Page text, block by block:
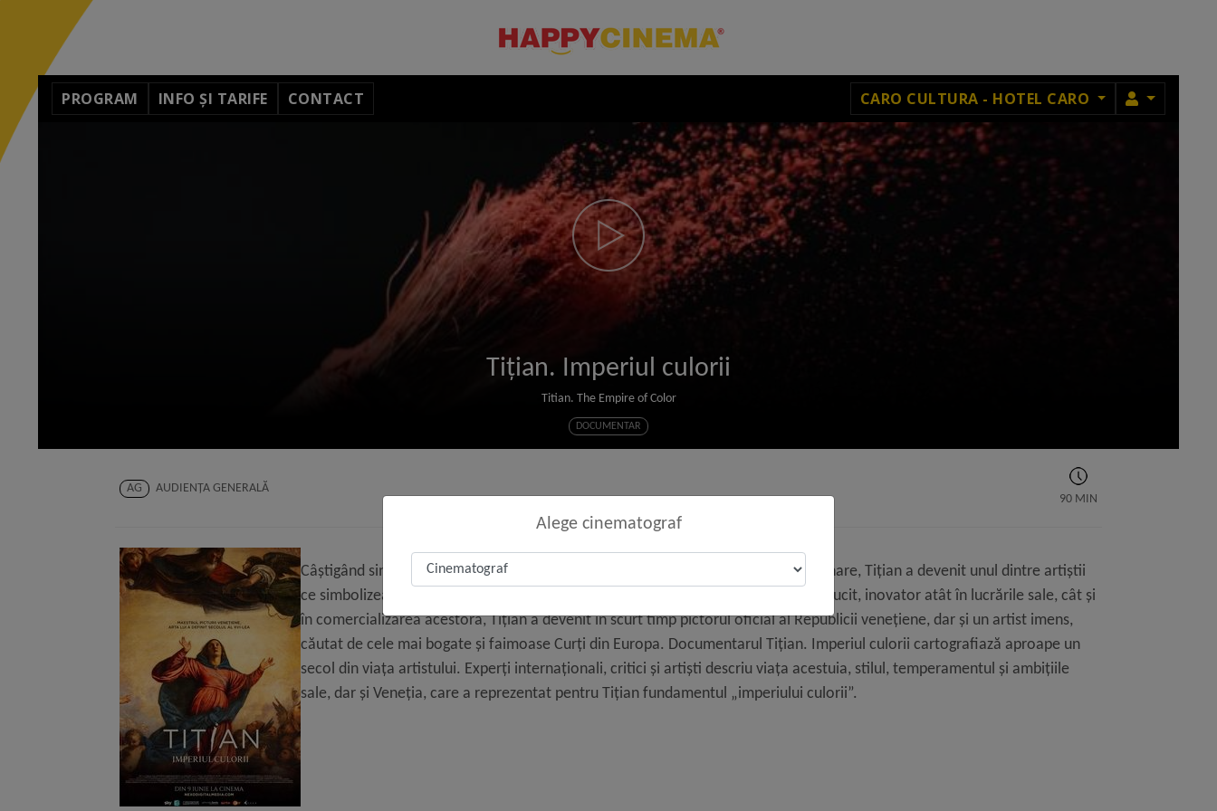
PROGRAM INFO ȘI TARIFE CONTACT CARO CULTURA - HOTEL CARO MEMBRU
Tițian. Imperiul culorii
Titian. The Empire of Color
DOCUMENTAR
AG
AUDIENŢA GENERALĂ
90 MIN
Câștigând simpatia papilor şi împăraţilor cu lucrările sale emblematice, revoluţionare, Tițian a devenit unul dintre artiştii
ce simbolizează Renaşterea în sine. Un talent extraordinar şi un antreprenor strălucit, inovator atât în lucrările sale, cât şi
în comercializarea acestora, Tițian a devenit în scurt timp pictorul oficial al Republicii veneţiene, dar şi un artist imens,
căutat de cele mai bogate şi faimoase Curţi din Europa. Documentarul Tițian. Imperiul culorii cartografiază aproape un
secol din viaţa artistului. Experţi internaţionali, critici şi artişti descriu viaţa acestuia, stilul, temperamentul şi ambiţiile
sale, dar şi Veneţia, care a reprezentat pentru Tițian fundamentul „imperiului culorii”.
Alege cinematograf